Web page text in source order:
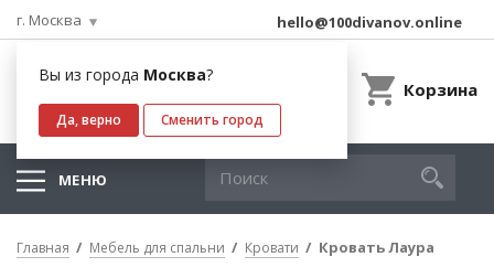
г. Москва
Вы из города Москва?
Да, верно Сменить город
hello@100divanov.online
Корзина
МЕНЮ
Главная Мебель для спальни Кровати Кровать Лаура